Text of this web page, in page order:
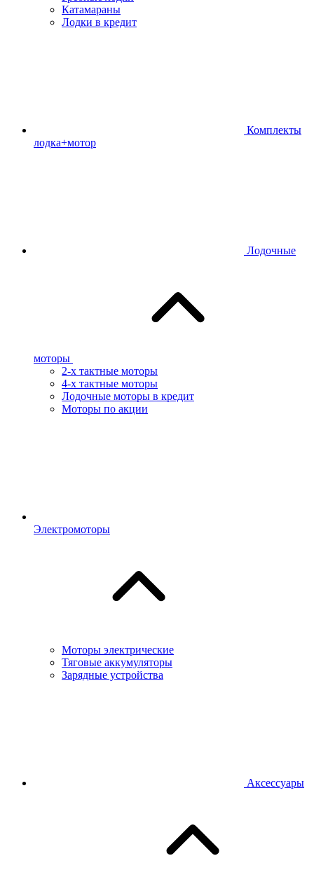
Катамараны
Лодки в кредит
Комплекты
лодка+мотор
Лодочные
моторы
2-х тактные моторы
4-х тактные моторы
Лодочные моторы в кредит
Моторы по акции
Электромоторы
Моторы электрические
Тяговые аккумуляторы
Зарядные устройства
Аксессуары